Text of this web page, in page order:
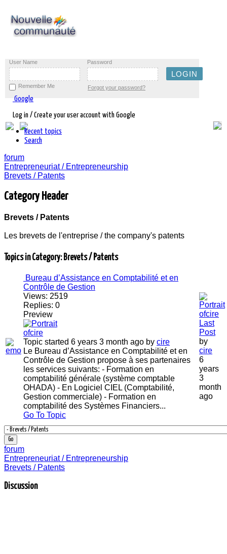
User Name Password
Remember Me Forgot your password?
Google
Log in / Create your user account with Google
Recent topics
Search
forum
Entrepreneuriat / Entrepreneurship
Brevets / Patents
Category Header
Brevets / Patents
Les brevets de l'entreprise / the company's patents
Topics in Category: Brevets / Patents
Bureau d’Assistance en Comptabilité et en
Contrôle de Gestion
Views: 2519
Replies: 0
Preview
Topic started 6 years 3 month ago by cire
Le Bureau d’Assistance en Comptabilité et en
Contrôle de Gestion propose à ses partenaires
les services suivants: - Formation en
comptabilité générale (système comptable
OHADA) - En Logiciel CIEL (Comptabilité,
Gestion commerciale) - Formation en
comptabilité des Systèmes Financiers...
Go To Topic
Last
Post
by
cire
6
years
3
month
ago
forum
Entrepreneuriat / Entrepreneurship
Brevets / Patents
Discussion